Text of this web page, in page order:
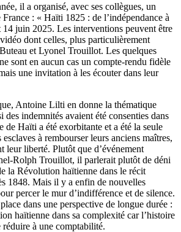
il a organisé, avec ses collègues, un
: « Haïti 1825 : de l’indépendance à
juin 2025. Les interventions peuvent être
dont celles, plus particulièrement
et Lyonel Trouillot. Les quelques
sont en aucun cas un compte-rendu fidèle
une invitation à les écouter dans leur
Antoine Lilti en donne la thématique
des indemnités avaient été consenties dans
de Haïti a été exorbitante et a été la seule
à rembourser leurs anciens maîtres,
leur liberté. Plutôt que d’événement
Rolph Trouillot, il parlerait plutôt de déni
la Révolution haïtienne dans le récit
1848. Mais il y a enfin de nouvelles
percer le mur d’indifférence et de silence.
dans une perspective de longue durée :
haïtienne dans sa complexité car l’histoire
à une comptabilité.